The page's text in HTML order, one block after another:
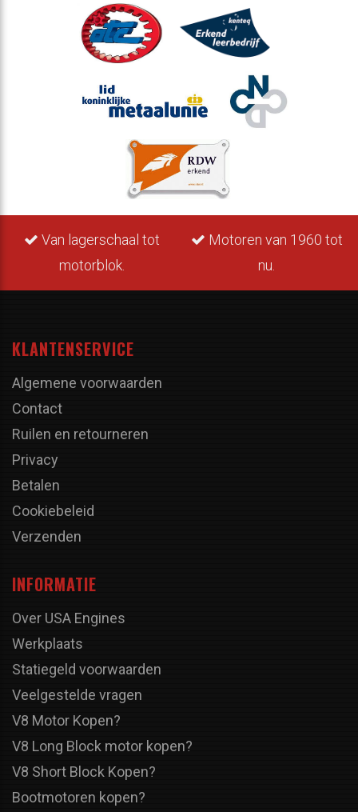
Van lagerschaal tot
motorblok.
Motoren van 1960 tot
nu.
KLANTENSERVICE
Algemene voorwaarden
Contact
Ruilen en retourneren
Privacy
Betalen
Cookiebeleid
Verzenden
INFORMATIE
Over USA Engines
Werkplaats
Statiegeld voorwaarden
Veelgestelde vragen
V8 Motor Kopen?
V8 Long Block motor kopen?
V8 Short Block Kopen?
Bootmotoren kopen?